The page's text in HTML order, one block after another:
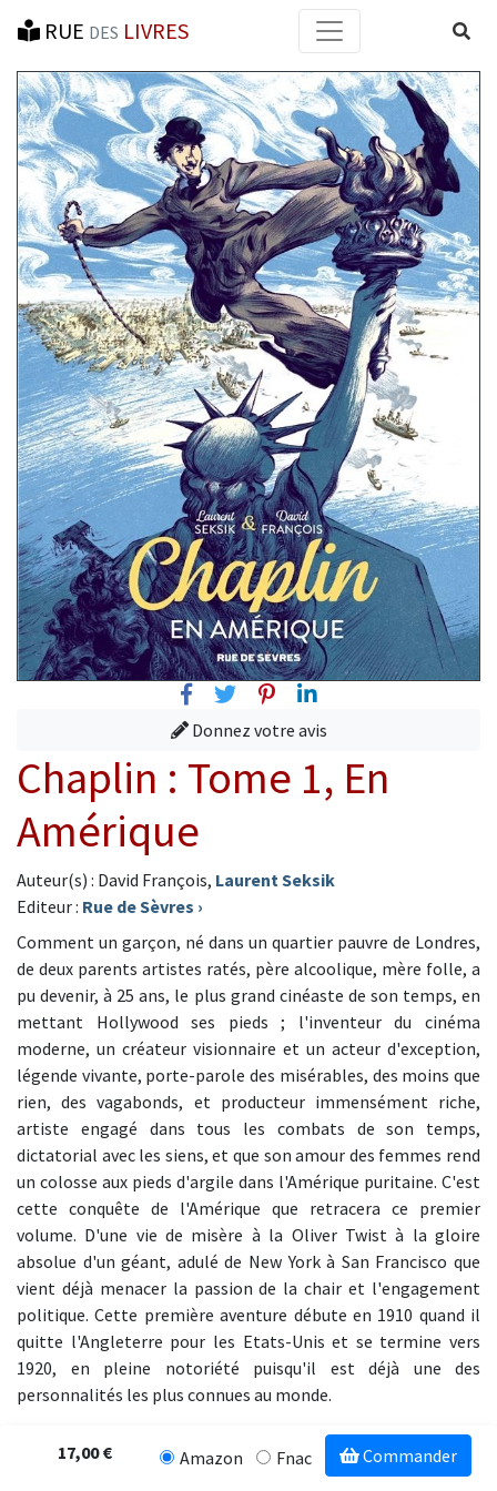
RUE DES LIVRES
FacebookTwitterPinterest
Linkedin
Donnez votre avis
Chaplin : Tome 1, En
Amérique
Auteur(s) : David François, Laurent Seksik
Editeur : Rue de Sèvres ›
Comment un garçon, né dans un quartier pauvre de Londres,
de deux parents artistes ratés, père alcoolique, mère folle, a
pu devenir, à 25 ans, le plus grand cinéaste de son temps, en
mettant Hollywood ses pieds ; l'inventeur du cinéma
moderne, un créateur visionnaire et un acteur d'exception,
légende vivante, porte-parole des misérables, des moins que
rien, des vagabonds, et producteur immensément riche,
artiste engagé dans tous les combats de son temps,
dictatorial avec les siens, et que son amour des femmes rend
un colosse aux pieds d'argile dans l'Amérique puritaine. C'est
cette conquête de l'Amérique que retracera ce premier
volume. D'une vie de misère à la Oliver Twist à la gloire
absolue d'un géant, adulé de New York à San Francisco que
vient déjà menacer la passion de la chair et l'engagement
politique. Cette première aventure débute en 1910 quand il
quitte l'Angleterre pour les Etats-Unis et se termine vers
1920, en pleine notoriété puisqu'il est déjà une des
personnalités les plus connues au monde.
17,00 € Amazon Fnac Commander